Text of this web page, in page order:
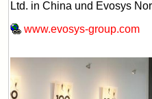
Ltd. in China und Evosys
www.evosys-group.com